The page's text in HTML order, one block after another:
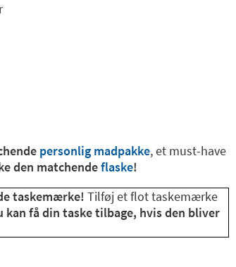
personlig madpakke, et must-have
den matchendeflaske!
taskemærke! Tilføj et flot taskemærke
kan få din taske tilbage, hvis den bliver